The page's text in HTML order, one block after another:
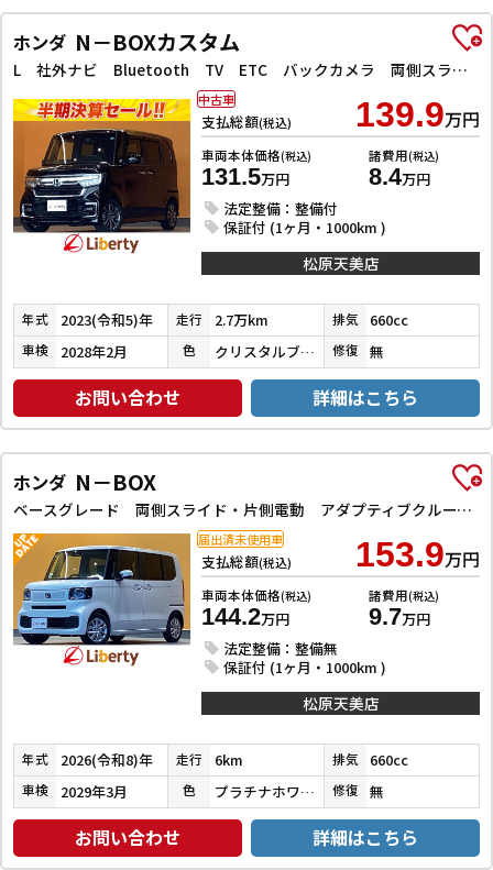
ホンダ N－BOXカスタム
L 社外ナビ Bluetooth TV ETC バックカメラ 両側スライド・片側電動 クリアランスソナー オートクルーズコントロール レーンアシスト 衝突被害軽減システム オートライト スマートキー
支払総額(税込) 139.9万円
車両本体価格(税込)
131.5万円
諸費用(税込)
8.4万円
法定整備：整備付
保証付 (1ヶ月・1000km )
中古車
松原天美店
年式 2023(令和5)年 走行 2.7万km 排気 660cc
車検 2028年2月 色 クリスタルブラックパール 修復 無
お問い合わせ 詳細はこちら
ホンダ N－BOX
ベースグレード 両側スライド・片側電動 アダプティブクルーズコントロール クリアランスソナー レーンアシスト オートライト スマートキー アイドリングストップ 電動格納ミラー ベンチシート CVT ABS
支払総額(税込) 153.9万円
車両本体価格(税込)
144.2万円
諸費用(税込)
9.7万円
法定整備：整備無
保証付 (1ヶ月・1000km )
届出済未使用車
松原天美店
年式 2026(令和8)年 走行 6km 排気 660cc
車検 2029年3月 色 プラチナホワイトパール 修復 無
お問い合わせ 詳細はこちら